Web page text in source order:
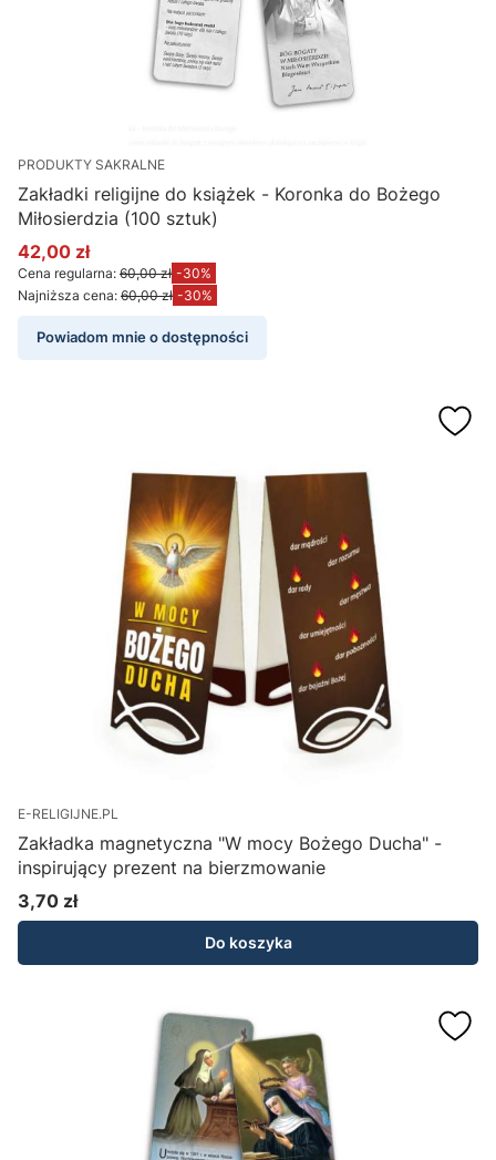
PRODUKTY SAKRALNE
Zakładki religijne do książek - Koronka do Bożego
Miłosierdzia (100 sztuk)
Cena promocyjna
42,00 zł
Cena regularna: 60,00 zł -30%
Najniższa cena: 60,00 zł -30%
Powiadom mnie o dostępności
E-RELIGIJNE.PL
Zakładka magnetyczna "W mocy Bożego Ducha" -
inspirujący prezent na bierzmowanie
Cena
3,70 zł
Do koszyka